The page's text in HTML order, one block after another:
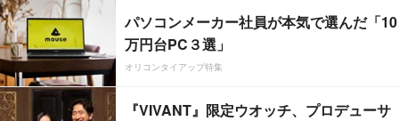
パソコンメーカー社員が本気で選んだ「10
万円台PC３選」
オリコンタイアップ特集
『VIVANT』限定ウオッチ、プロデューサ